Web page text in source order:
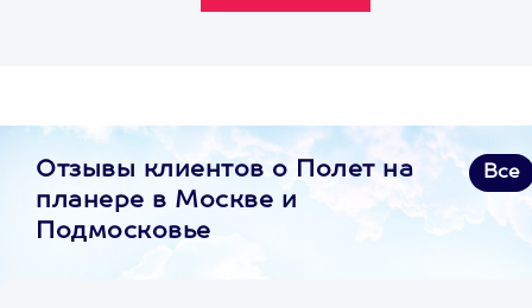
Отзывы клиентов о Полет на
планере в Москве и
Подмосковье
Все